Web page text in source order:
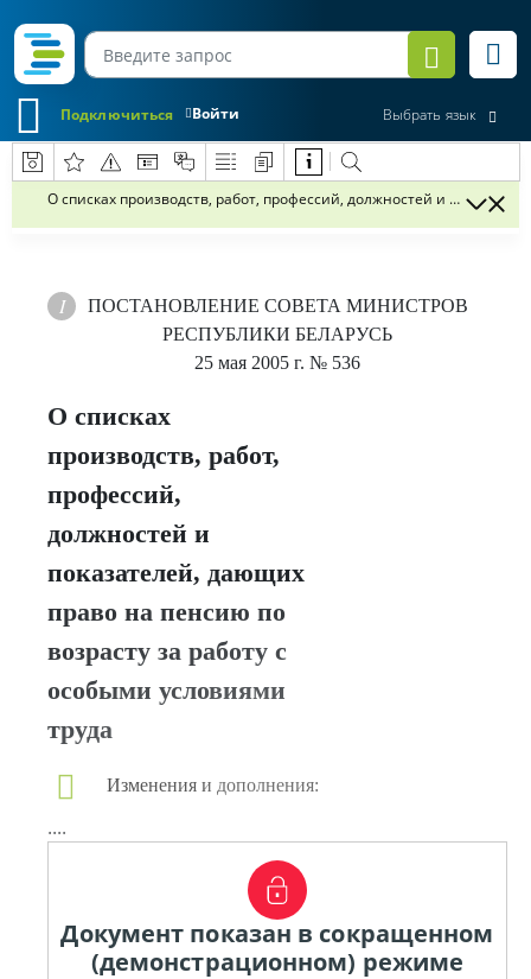
Войти
Подключиться Выбрать язык
О списках производств, работ, профессий, должностей и
ПОСТАНОВЛЕНИЕ СОВЕТА МИНИСТРОВ
РЕСПУБЛИКИ БЕЛАРУСЬ
25 мая 2005 г. № 536
О списках
производств, работ,
профессий,
должностей и
показателей, дающих
право на пенсию по
возрасту за работу с
особыми условиями
труда
Изменения и дополнения:
....
Документ показан в сокращенном
(демонстрационном) режиме